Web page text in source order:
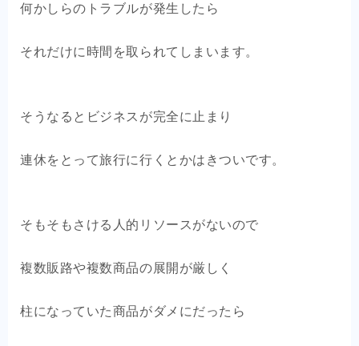
何かしらのトラブルが発生したら
それだけに時間を取られてしまいます。
そうなるとビジネスが完全に止まり
連休をとって旅行に行くとかはきついです。
そもそもさける人的リソースがないので
複数販路や複数商品の展開が厳しく
柱になっていた商品がダメにだったら